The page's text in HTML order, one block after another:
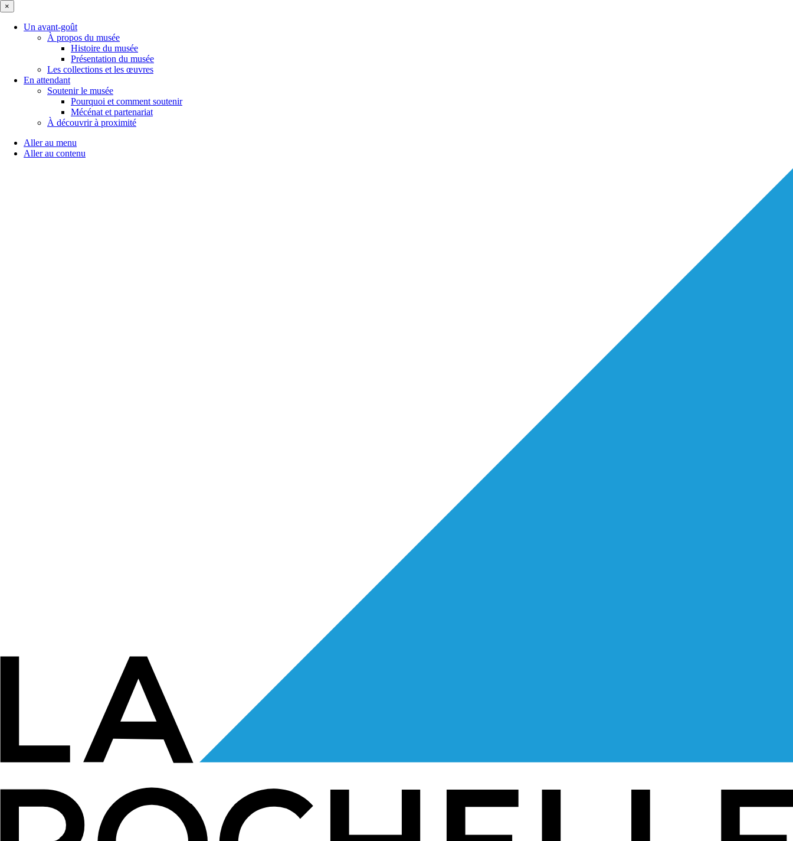
×
Un avant-goût
À propos du musée
Histoire du musée
Présentation du musée
Les collections et les œuvres
En attendant
Soutenir le musée
Pourquoi et comment soutenir
Mécénat et partenariat
À découvrir à proximité
Aller au menu
Aller au contenu